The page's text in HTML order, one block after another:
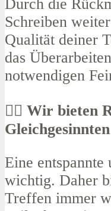
Durch die
Schreiben
Qualität deiner
das
notwendigen
✍🏿​ Wir bieten
Gleichgesinnten
Eine
wichtig. Daher
Treffen immer